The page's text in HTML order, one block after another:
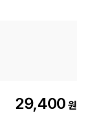
29,400 원